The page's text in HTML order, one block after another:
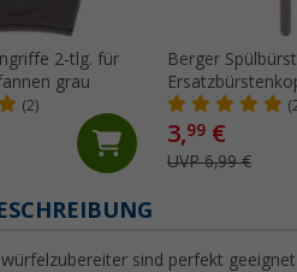
2-tlg. für
grau
(2)
Berger
3,99 €
UVP 6,99 €
sind perfekt